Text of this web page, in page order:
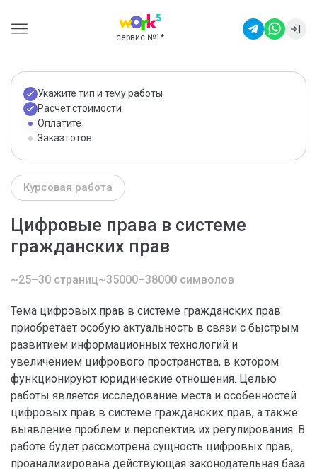
сервис №1 *
Укажите тип и тему работы
Расчет стоимости
Оплатите
Заказ готов
Курсовая работа
Цифровые права в системе
гражданских прав
~25–30 страниц~35000–38000 символов
Тема цифровых прав в системе гражданских прав
приобретает особую актуальность в связи с быстрым
развитием информационных технологий и
увеличением цифрового пространства, в котором
функционируют юридические отношения. Целью
работы является исследование места и особенностей
цифровых прав в системе гражданских прав, а также
выявление проблем и перспектив их регулирования. В
работе будет рассмотрена сущность цифровых прав,
проанализирована действующая законодательная база